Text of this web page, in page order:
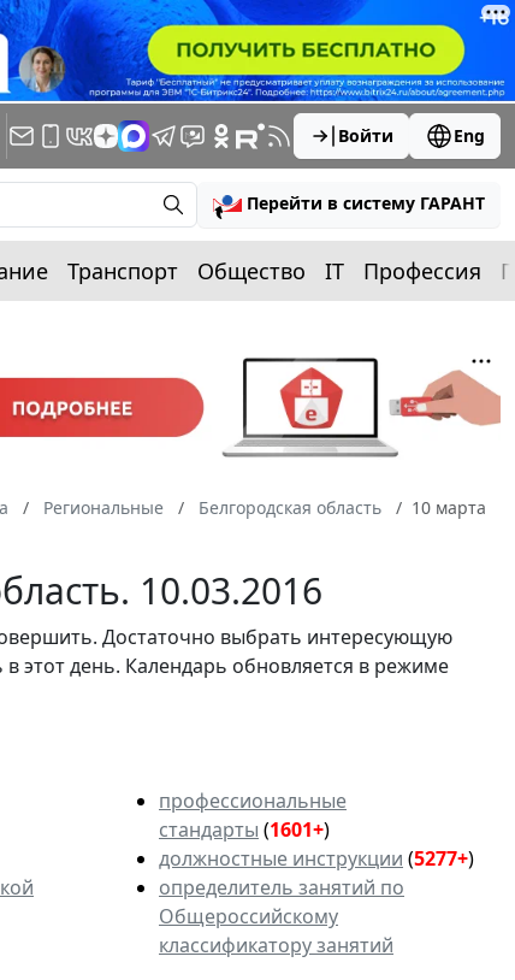
Войти Eng
Перейти в систему ГАРАНТ
Транспорт Общество IT Профессия
Региональные Белгородская область
10 марта
10.03.2016
Достаточно выбрать интересующую
этот день. Календарь обновляется в режиме
профессиональные
стандарты (1601+)
должностные инструкции (5277+)
определитель занятий по
Общероссийскому
классификатору занятий